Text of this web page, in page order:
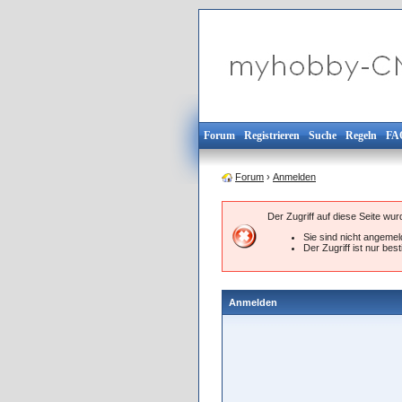
Forum Registrieren Suche Regeln
Forum › Anmelden
Der Zugriff auf diese Seite
Sie sind nicht
Der Zugriff ist nur
Anmelden